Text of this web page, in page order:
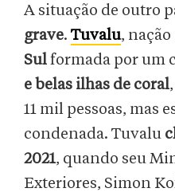
A situação de outro
grave. Tuvalu, nação
Sulformada por um
e belas ilhas de coral
11 mil pessoas, mas
condenada. Tuvalu
2021, quando seu
Exteriores, Simon